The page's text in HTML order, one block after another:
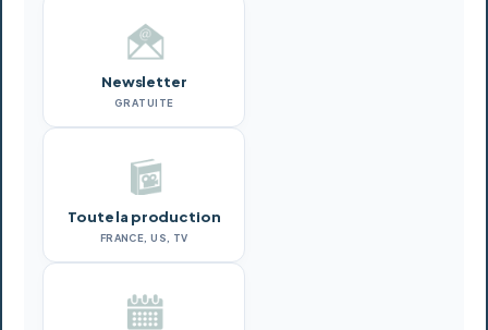
Newsletter
GRATUITE
Toute la production
FRANCE, US, TV